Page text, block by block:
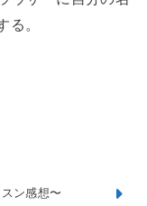
る。
ン感想〜